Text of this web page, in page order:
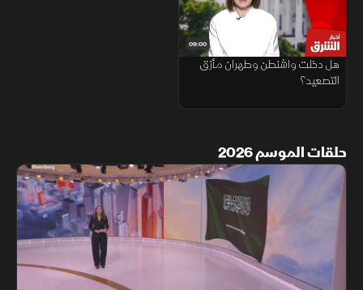
09:00
هل دخلت واشنطن وطهران مأزق
التصعيد؟
حلقات الموسم 2026